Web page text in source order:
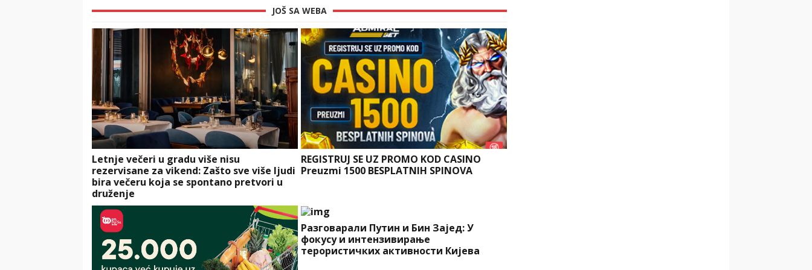
JOŠ SA WEBA
Letnje večeri u gradu više nisu
rezervisane za vikend: Zašto sve više ljudi
bira večeru koja se spontano pretvori u
druženje
REGISTRUJ SE UZ PROMO KOD CASINO
Preuzmi 1500 BESPLATNIH SPINOVA
Разговарали Путин и Бин Зајед: У
фокусу и интензивирање
терористичких активности Кијева